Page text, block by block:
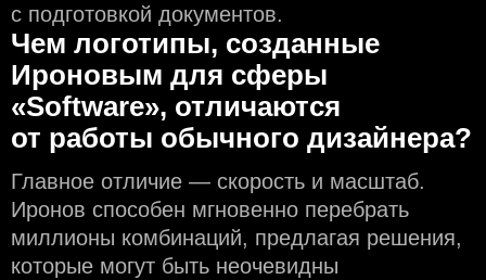
с подготовкой документов.
Чем логотипы, созданные
Ироновым для сферы
«Software», отличаются
от работы обычного дизайнера?
Главное отличие — скорость и масштаб.
Иронов способен мгновенно перебрать
миллионы комбинаций, предлагая решения,
которые могут быть неочевидны